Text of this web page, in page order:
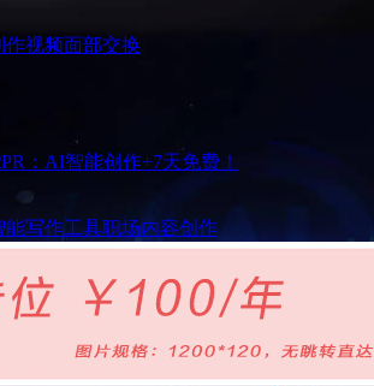
作视频面部交换
：AI智能创作+7天免费！
能写作工具职场内容创作